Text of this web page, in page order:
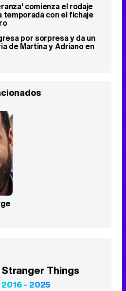
comienza el rodaje
temporada con el fichaje
por sorpresa y da un
de Martina y Adriano en
Stranger Things
2016 - 2025